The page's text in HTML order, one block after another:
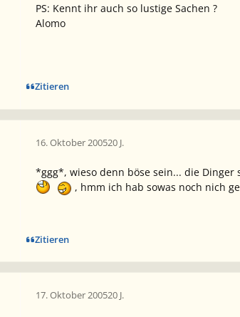
PS: Kennt ihr auch so lustige Sachen ?
Alomo
Zitieren
16. Oktober 200520 J.
*ggg*, wieso denn böse sein... die Dinger
, hmm ich hab sowas noch nich
Zitieren
17. Oktober 200520 J.